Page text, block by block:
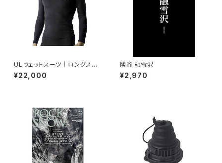
ULウェットスーツ｜ロングスリ
ーブ
¥22,000
険谷 融雪沢
¥2,970